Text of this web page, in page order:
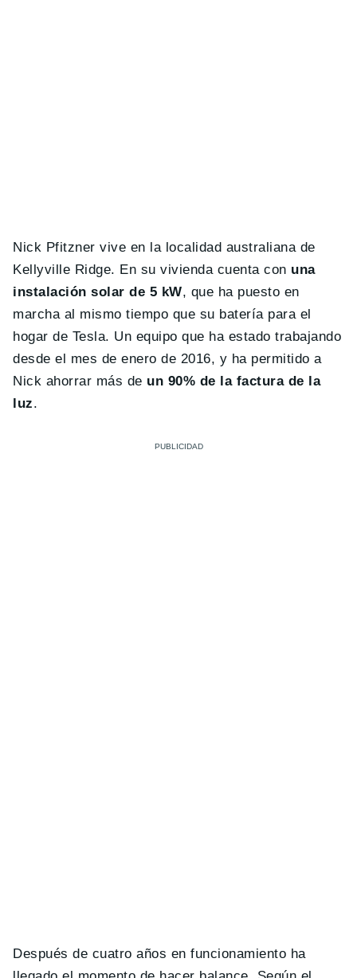
Nick Pfitzner vive en la localidad australiana de
Kellyville Ridge. En su vivienda cuenta con una
instalación solar de 5 kW, que ha puesto en
marcha al mismo tiempo que su batería para el
hogar de Tesla. Un equipo que ha estado trabajando
desde el mes de enero de 2016, y ha permitido a
Nick ahorrar más de un 90% de la factura de la
luz.
Después de cuatro años en funcionamiento ha